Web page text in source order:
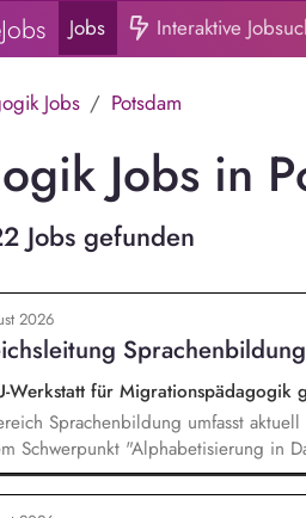
Jobs Jobs Interaktive
Jobs Potsdam
Jobs in
Jobs gefunden
2026
Werkstatt für Migrationspädagogik
Sprachenbildung umfasst
Schwerpunkt "Alphabetisierung in
auf Unterrichtsmaterial bezogene
und rassismuskritisches